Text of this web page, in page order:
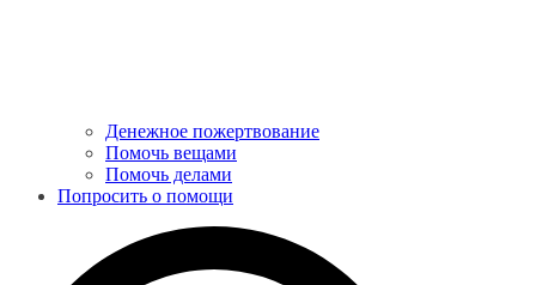
Денежное пожертвование
Помочь вещами
Помочь делами
Попросить о помощи